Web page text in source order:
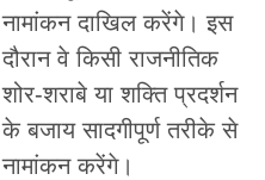
नामांकन दाखिल करेंगे। इस
दौरान वे किसी राजनीतिक
शोर-शराबे या शक्ति प्रदर्शन
के बजाय सादगीपूर्ण तरीके से
नामांकन करेंगे।